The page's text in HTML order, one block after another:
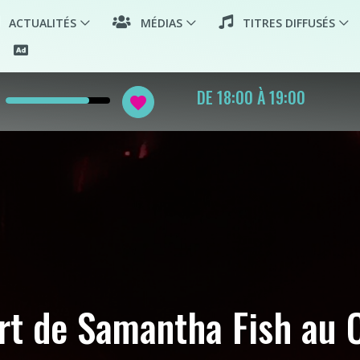
ACTUALITÉS MÉDIAS TITRES DIFFUSÉS
favorite
PLANÈTE LYON SOIR +
de Samantha Fish au